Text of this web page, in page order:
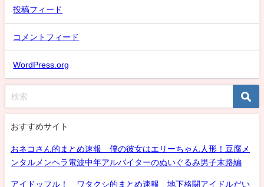
投稿フィード
コメントフィード
WordPress.org
おすすめサイト
おネコさん的まとめ速報 僕の彼女はエリーちゃん人形！豆腐メ
ンタルメンヘラ電波中年アルバイターのぬいぐるみ男子末路編
アイドッフル！ ワタクシ的まとめ速報 地下格闘アイドルだい